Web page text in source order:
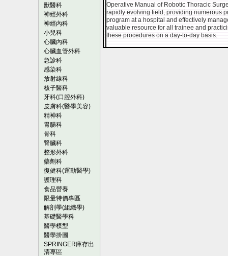
獸醫科
神經外科
神經內科
小兒科
心臟內科
心臟血管外科
急診科
感染科
放射線科
核子醫科
牙科(口腔外科)
皮膚科(醫學美容)
精神科
胃腸科
骨科
腎臟科
整形外科
藥劑科
復健科(運動醫學)
護理科
食品營養
限量特價專區
解剖學(組織學)
基礎醫學科
醫學模型
醫學掛圖
SPRINGER庫存出
清專區
Operative Manual of Robotic Thoracic
rapidly evolving field, providing numerous
program at a hospital and effectively
valuable resource for all trainee and
these procedures on a day-to-day basis.